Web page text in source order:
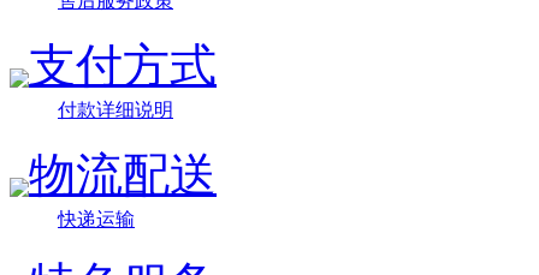
支付方式
付款详细说明
物流配送
快递运输